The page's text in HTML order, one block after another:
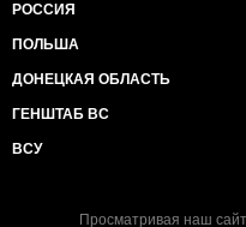
РОССИЯ
ПОЛЬША
ДОНЕЦКАЯ ОБЛАСТЬ
ГЕНШТАБ ВС
ВСУ
Просматривая наш